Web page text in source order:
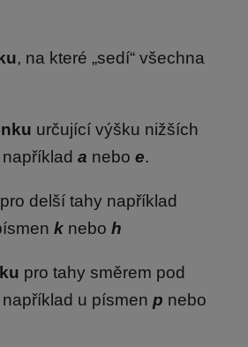
, na které „sedí“ všechna
určující výšku nižších
a nebo e.
pro delší tahy například
k nebo h
pro tahy směrem pod
u písmen p nebo